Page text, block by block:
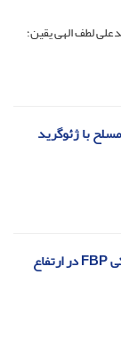
لطف الهی یقین؛
با ژئوگرید
ارائه‌ی شیوه‌یی نو برای توزیع بار لغزش میراگر اصطکاکی F‌B‌P در ارتفاع